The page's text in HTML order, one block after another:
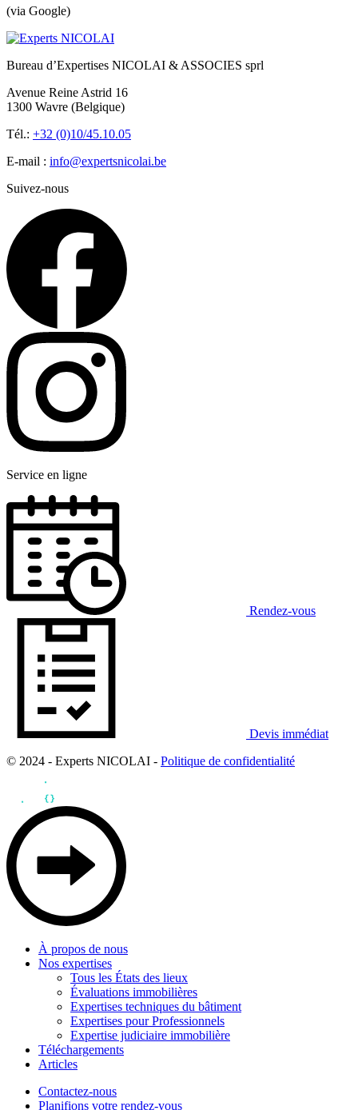
(via Google)
Bureau d’Expertises NICOLAI & ASSOCIES sprl
Avenue Reine Astrid 16
1300 Wavre (Belgique)
Tél.: +32 (0)10/45.10.05
E-mail : info@expertsnicolai.be
Suivez-nous
Service en ligne
Rendez-vous
Devis immédiat
© 2024 - Experts NICOLAI - Politique de confidentialité
À propos de nous
Nos expertises
Tous les États des lieux
Évaluations immobilières
Expertises techniques du bâtiment
Expertises pour Professionnels
Expertise judiciaire immobilière
Téléchargements
Articles
Contactez-nous
Planifions votre rendez-vous